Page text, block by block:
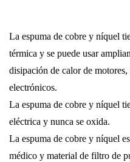
La espuma de cobre y níquel
térmica y se puede usar
disipación de calor de
electrónicos.
La espuma de cobre y níquel
eléctrica y nunca se oxida.
La espuma de cobre y níquel
médico y material de filtro de